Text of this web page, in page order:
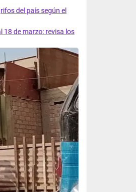
del país según el
18 de marzo: revisa los